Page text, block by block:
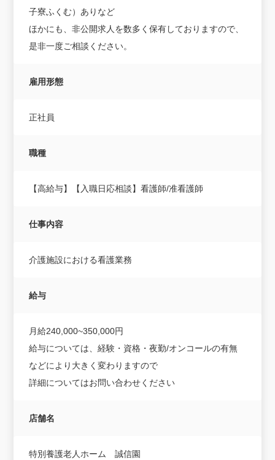
子寮ふくむ）ありなど
ほかにも、非公開求人を数多く保有しておりますので、
是非一度ご相談ください。
雇用形態
正社員
職種
【高給与】【入職日応相談】看護師/准看護師
仕事内容
介護施設における看護業務
給与
月給240,000~350,000円
給与については、経験・資格・夜勤/オンコールの有無
などにより大きく変わりますので
詳細についてはお問い合わせください
店舗名
特別養護老人ホーム 誠信園